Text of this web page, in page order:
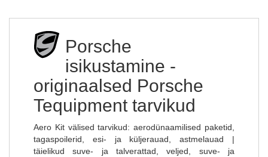
Porsche
isikustamine -
originaalsed Porsche
Tequipment tarvikud
Aero Kit välised tarvikud: aerodünaamilised paketid,
tagaspoilerid, esi- ja küljerauad, astmelauad |
täielikud suve- ja talverattad, veljed, suve- ja